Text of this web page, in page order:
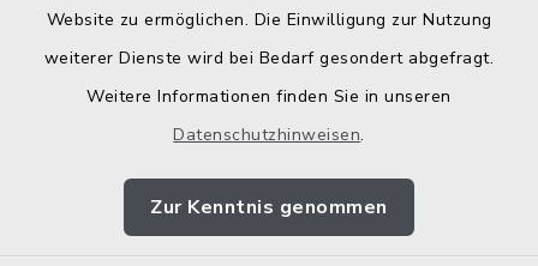
Website zu ermöglichen. Die Einwilligung zur Nutzung
weiterer Dienste wird bei Bedarf gesondert abgefragt.
Weitere Informationen finden Sie in unseren
Datenschutzhinweisen.
Zur Kenntnis genommen
Datenschutz
Impressum